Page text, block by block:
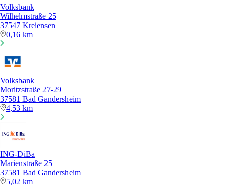
Volksbank
Wilhelmstraße 25
37547 Kreiensen
0,16 km
Volksbank
Moritzstraße 27-29
37581 Bad Gandersheim
4,53 km
ING-DiBa
Marienstraße 25
37581 Bad Gandersheim
5,02 km